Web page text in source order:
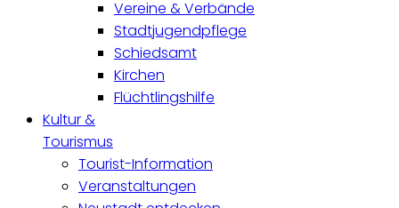
Vereine & Verbände
Stadtjugendpflege
Schiedsamt
Kirchen
Flüchtlingshilfe
Kultur &
Tourismus
Tourist-Information
Veranstaltungen